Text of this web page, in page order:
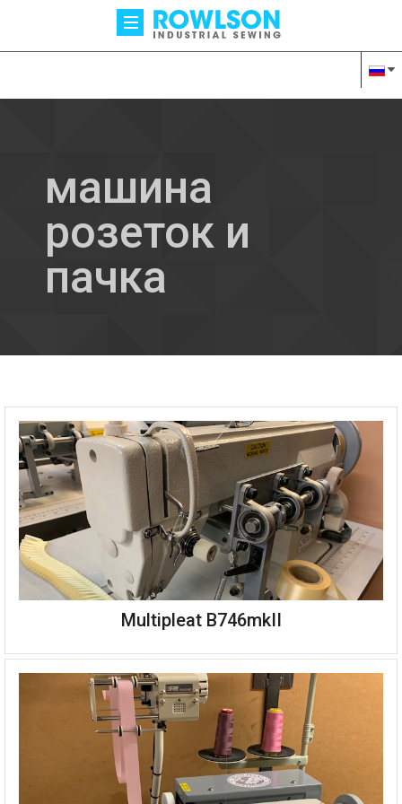
машина
розеток и
пачка
Multipleat B746mkII